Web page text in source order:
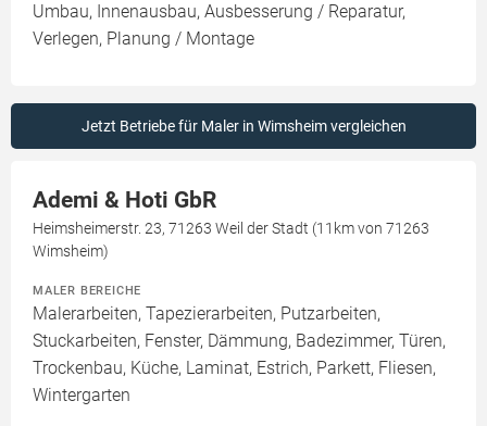
Umbau, Innenausbau, Ausbesserung / Reparatur,
Verlegen, Planung / Montage
Jetzt Betriebe für Maler in Wimsheim vergleichen
Ademi & Hoti GbR
Heimsheimerstr. 23, 71263 Weil der Stadt (11km von 71263
Wimsheim)
MALER BEREICHE
Malerarbeiten, Tapezierarbeiten, Putzarbeiten,
Stuckarbeiten, Fenster, Dämmung, Badezimmer, Türen,
Trockenbau, Küche, Laminat, Estrich, Parkett, Fliesen,
Wintergarten